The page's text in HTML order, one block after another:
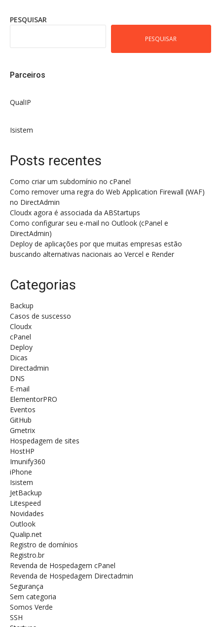
PESQUISAR
PESQUISAR
Parceiros
QualIP
Isistem
Posts recentes
Como criar um subdomínio no cPanel
Como remover uma regra do Web Application Firewall (WAF)
no DirectAdmin
Cloudx agora é associada da ABStartups
Como configurar seu e-mail no Outlook (cPanel e
DirectAdmin)
Deploy de aplicações por que muitas empresas estão
buscando alternativas nacionais ao Vercel e Render
Categorias
Backup
Casos de suscesso
Cloudx
cPanel
Deploy
Dicas
Directadmin
DNS
E-mail
ElementorPRO
Eventos
GitHub
Gmetrix
Hospedagem de sites
HostHP
Imunify360
iPhone
Isistem
JetBackup
Litespeed
Novidades
Outlook
Qualip.net
Registro de domínios
Registro.br
Revenda de Hospedagem cPanel
Revenda de Hospedagem Directadmin
Segurança
Sem categoria
Somos Verde
SSH